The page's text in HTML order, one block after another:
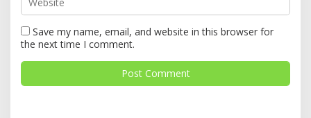
Save my name, email, and website in this browser for
the next time I comment.